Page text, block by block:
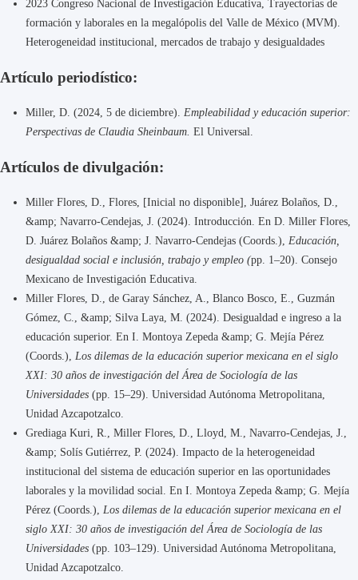
2023 Congreso Nacional de Investigación Educativa, Trayectorias de
formación y laborales en la megalópolis del Valle de México (MVM).
Heterogeneidad institucional, mercados de trabajo y desigualdades
Artículo periodístico:
Miller, D. (2024, 5 de diciembre). Empleabilidad y educación superior:
Perspectivas de Claudia Sheinbaum. El Universal.
Artículos de divulgación:
Miller Flores, D., Flores, [Inicial no disponible], Juárez Bolaños, D.,
&amp; Navarro-Cendejas, J. (2024). Introducción. En D. Miller Flores,
D. Juárez Bolaños &amp; J. Navarro-Cendejas (Coords.), Educación,
desigualdad social e inclusión, trabajo y empleo (pp. 1–20). Consejo
Mexicano de Investigación Educativa.
Miller Flores, D., de Garay Sánchez, A., Blanco Bosco, E., Guzmán
Gómez, C., &amp; Silva Laya, M. (2024). Desigualdad e ingreso a la
educación superior. En I. Montoya Zepeda &amp; G. Mejía Pérez
(Coords.), Los dilemas de la educación superior mexicana en el siglo
XXI: 30 años de investigación del Área de Sociología de las
Universidades (pp. 15–29). Universidad Autónoma Metropolitana,
Unidad Azcapotzalco.
Grediaga Kuri, R., Miller Flores, D., Lloyd, M., Navarro-Cendejas, J.,
&amp; Solís Gutiérrez, P. (2024). Impacto de la heterogeneidad
institucional del sistema de educación superior en las oportunidades
laborales y la movilidad social. En I. Montoya Zepeda &amp; G. Mejía
Pérez (Coords.), Los dilemas de la educación superior mexicana en el
siglo XXI: 30 años de investigación del Área de Sociología de las
Universidades (pp. 103–129). Universidad Autónoma Metropolitana,
Unidad Azcapotzalco.